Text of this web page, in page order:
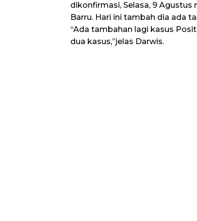
dikonfirmasi, Selasa, 9 Agustus
Barru. Hari ini tambah dia ada
“Ada tambahan lagi kasus
dua kasus,”jelas Darwis.